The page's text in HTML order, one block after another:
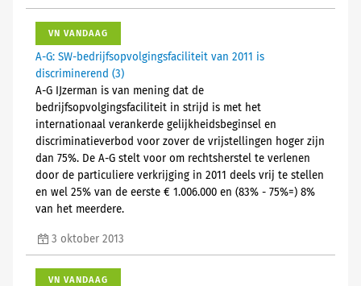
VN VANDAAG
A-G: SW-bedrijfsopvolgingsfaciliteit van 2011 is
discriminerend (3)
A-G IJzerman is van mening dat de
bedrijfsopvolgingsfaciliteit in strijd is met het
internationaal verankerde gelijkheidsbeginsel en
discriminatieverbod voor zover de vrijstellingen hoger zijn
dan 75%. De A-G stelt voor om rechtsherstel te verlenen
door de particuliere verkrijging in 2011 deels vrij te stellen
en wel 25% van de eerste € 1.006.000 en (83% - 75%=) 8%
van het meerdere.
3 oktober 2013
VN VANDAAG